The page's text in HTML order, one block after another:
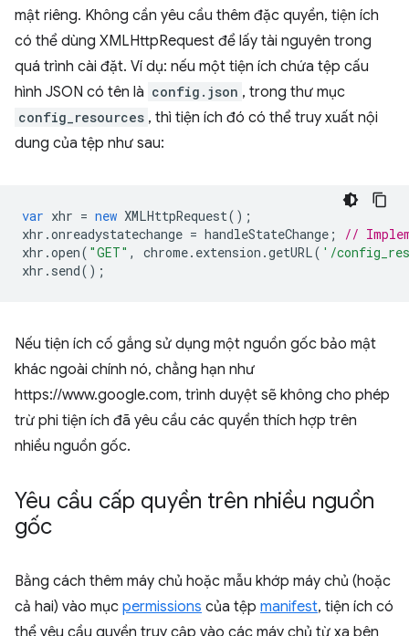
mật riêng. Không cần yêu cầu thêm đặc quyền, tiện ích
có thể dùng XMLHttpRequest để lấy tài nguyên trong
quá trình cài đặt. Ví dụ: nếu một tiện ích chứa tệp cấu
hình JSON có tên là config.json , trong thư mục
config_resources , thì tiện ích đó có thể truy xuất nội
dung của tệp như sau:
var xhr = new XMLHttpRequest();
xhr .onreadystatechange = handleStateChange ;
//
xhr .open( "GET" , chrome. extension .getURL( '/
xhr . send();
Nếu tiện ích cố gắng sử dụng một nguồn gốc bảo mật
khác ngoài chính nó, chẳng hạn như
https://www.google.com, trình duyệt sẽ không cho phép
trừ phi tiện ích đã yêu cầu các quyền thích hợp trên
nhiều nguồn gốc.
Yêu cầu cấp quyền trên nhiều nguồn
gốc
Bằng cách thêm máy chủ hoặc mẫu khớp máy chủ (hoặc
cả hai) vào mục permissions của tệp manifest, tiện ích có
thể yêu cầu quyền truy cập vào các máy chủ từ xa bên